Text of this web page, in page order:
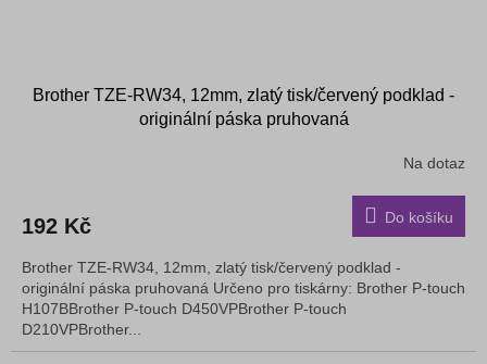
Brother TZE-RW34, 12mm, zlatý tisk/červený podklad -
originální páska pruhovaná
Na dotaz
192 Kč Do košíku
Brother TZE-RW34, 12mm, zlatý tisk/červený podklad -
originální páska pruhovaná Určeno pro tiskárny: Brother P-touch
H107BBrother P-touch D450VPBrother P-touch
D210VPBrother...